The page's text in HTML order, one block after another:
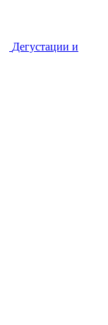
Дегустации и